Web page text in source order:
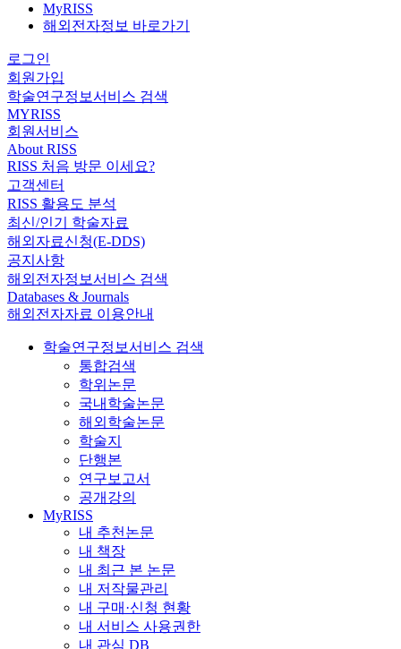
MyRISS
해외전자정보 바로가기
로그인
회원가입
학술연구정보서비스 검색
MYRISS
회원서비스
About RISS
RISS 처음 방문 이세요?
고객센터
RISS 활용도 분석
최신/인기 학술자료
해외자료신청(E-DDS)
공지사항
해외전자정보서비스 검색
Databases & Journals
해외전자자료 이용안내
학술연구정보서비스 검색
통합검색
학위논문
국내학술논문
해외학술논문
학술지
단행본
연구보고서
공개강의
MyRISS
내 추천논문
내 책장
내 최근 본 논문
내 저작물관리
내 구매·신청 현황
내 서비스 사용권한
내 관심 DB